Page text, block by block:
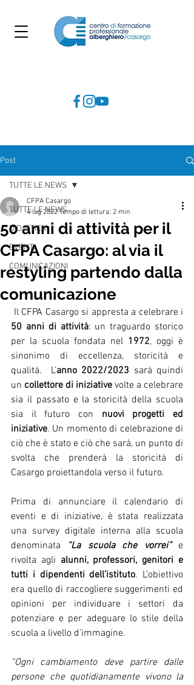
Post
TUTTE LE NEWS
DIDATTICA
EVENTI
COMUNICAZIONI
TUTTE LE NEWS
50 anni di attività per il
CFPA Casargo: al via il
restyling partendo dalla
comunicazione
CFPA Casargo
4 lug 2022 Tempo di lettura: 2 min
50 anni di attività: un traguardo storico
per la scuola fondata nel 1972, oggi è
sinonimo di eccellenza, storicità e
qualità.  L’anno 2022/2023 sarà quindi
un collettore di iniziative volte a celebrare
sia il passato e la storicità della scuola
sia il futuro con nuovi progetti ed
iniziative. Un momento di celebrazione di
ciò che è stato e ciò che sarà, un punto di
svolta che prenderà la storicità di
Casargo proiettandola verso il futuro.
Prima di annunciare il calendario di
eventi e di iniziative, è stata realizzata
una survey digitale interna alla scuola
denominata
“La scuola che vorrei” e
rivolta agli alunni, professori, genitori e
tutti i dipendenti dell’istituto. L’obiettivo
era quello di raccogliere suggerimenti ed
opinioni per individuare i settori da
potenziare e per adeguare lo stile della
scuola a livello d’immagine.
“Ogni cambiamento deve partire dalle
persone che quotidianamente vivono la